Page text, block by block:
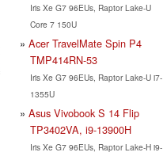
Iris Xe G7 96EUs, Raptor Lake-U
Core 7 150U
Acer TravelMate Spin P4
TMP414RN-53
Iris Xe G7 96EUs, Raptor Lake-U i7-
1355U
Asus Vivobook S 14 Flip
TP3402VA, i9-13900H
Iris Xe G7 96EUs, Raptor Lake-H i9-